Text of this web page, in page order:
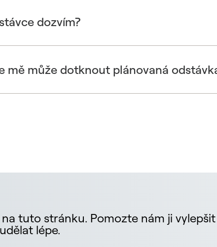
dozvím?
mě může dotknout plánovaná
tuto stránku. Pomozte nám ji
lépe.